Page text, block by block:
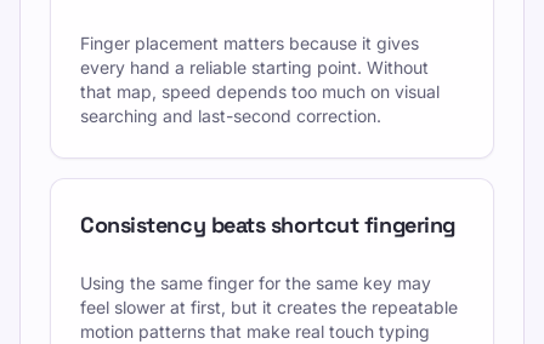
Finger placement matters because it gives
every hand a reliable starting point. Without
that map, speed depends too much on visual
searching and last-second correction.
Consistency beats shortcut fingering
Using the same finger for the same key may
feel slower at first, but it creates the repeatable
motion patterns that make real touch typing